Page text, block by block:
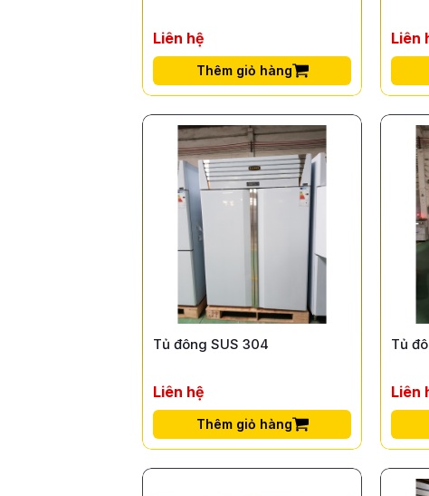
Liên hệ
Thêm giỏ hàng
Liên
Tủ đông SUS 304
Liên hệ
Thêm giỏ hàng
Tủ
Liên